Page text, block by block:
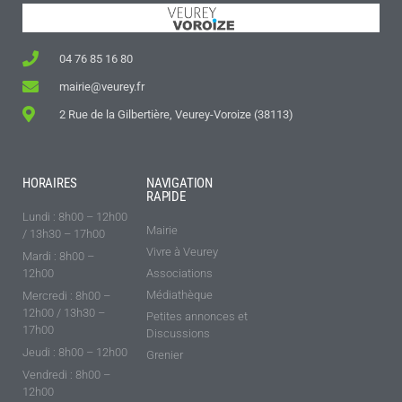
04 76 85 16 80
mairie@veurey.fr
2 Rue de la Gilbertière, Veurey-Voroize (38113)
HORAIRES
Lundi : 8h00 – 12h00
/ 13h30 – 17h00
Mardi : 8h00 –
12h00
Mercredi : 8h00 –
12h00 / 13h30 –
17h00
Jeudi : 8h00 – 12h00
Vendredi : 8h00 –
12h00
NAVIGATION
RAPIDE
Mairie
Vivre à Veurey
Associations
Médiathèque
Petites annonces et
Discussions
Grenier